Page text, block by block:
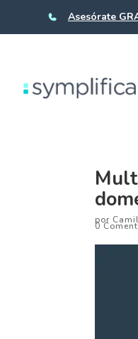
por
0
Asesórate